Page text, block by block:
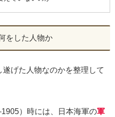
をした人物か
げた人物なのかを整理して
）時には、日本海軍の軍